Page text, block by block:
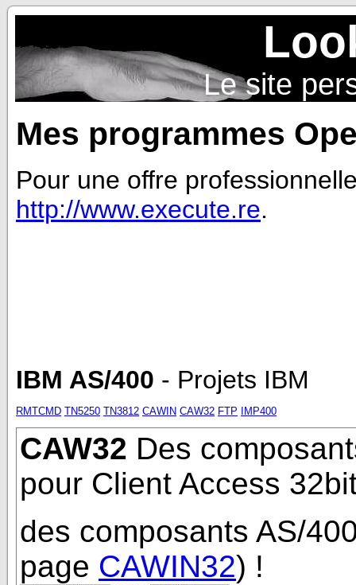
Le site
Mes programmes
Pour une offre
http://www.execute.re.
IBM AS/400 - Projets IBM
RMTCMD TN5250 TN3812 CAWIN CAW32 FTP IMP400
CAW32 Des
pour Client Access
des composants AS/
page CAWIN32) !